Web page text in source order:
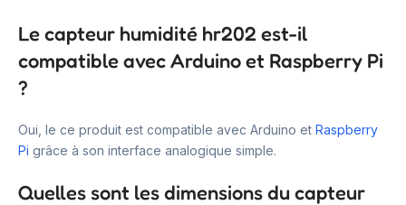
Le capteur humidité hr202 est-il
compatible avec Arduino et Raspberry Pi
?
Oui, le ce produit est compatible avec Arduino et Raspberry
Pi grâce à son interface analogique simple.
Quelles sont les dimensions du capteur